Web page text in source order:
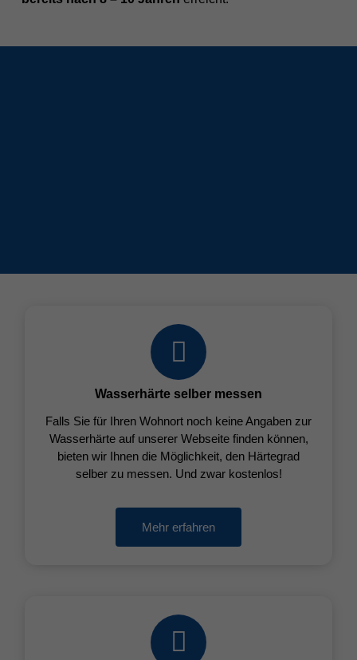
Wasserhärte selber messen
Falls Sie für Ihren Wohnort noch keine Angaben zur
Wasserhärte auf unserer Webseite finden können,
bieten wir Ihnen die Möglichkeit, den Härtegrad
selber zu messen. Und zwar kostenlos!
Mehr erfahren